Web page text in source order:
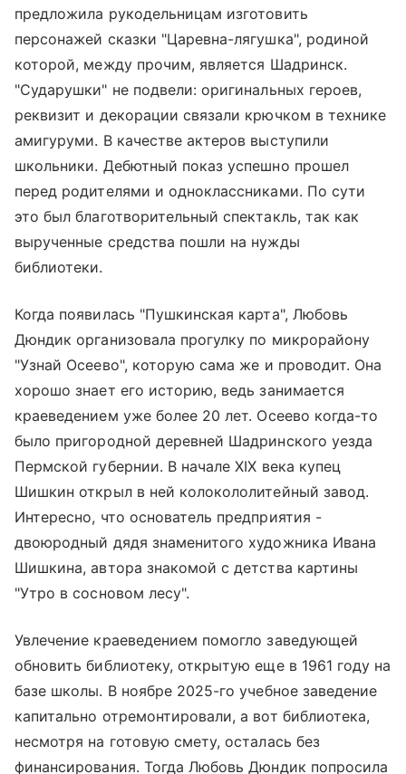
предложила рукодельницам изготовить
персонажей сказки "Царевна-лягушка", родиной
которой, между прочим, является Шадринск.
"Сударушки" не подвели: оригинальных героев,
реквизит и декорации связали крючком в технике
амигуруми. В качестве актеров выступили
школьники. Дебютный показ успешно прошел
перед родителями и одноклассниками. По сути
это был благотворительный спектакль, так как
вырученные средства пошли на нужды
библиотеки.
Когда появилась "Пушкинская карта", Любовь
Дюндик организовала прогулку по микрорайону
"Узнай Осеево", которую сама же и проводит. Она
хорошо знает его историю, ведь занимается
краеведением уже более 20 лет. Осеево когда-то
было пригородной деревней Шадринского уезда
Пермской губернии. В начале XIX века купец
Шишкин открыл в ней колокололитейный завод.
Интересно, что основатель предприятия -
двоюродный дядя знаменитого художника Ивана
Шишкина, автора знакомой с детства картины
"Утро в сосновом лесу".
Увлечение краеведением помогло заведующей
обновить библиотеку, открытую еще в 1961 году на
базе школы. В ноябре 2025-го учебное заведение
капитально отремонтировали, а вот библиотека,
несмотря на готовую смету, осталась без
финансирования. Тогда Любовь Дюндик попросила